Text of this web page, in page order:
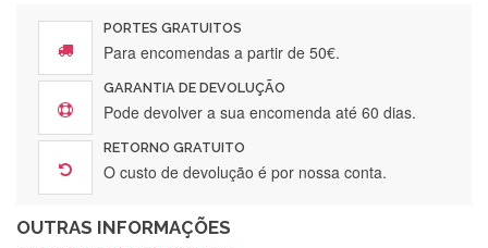
PORTES GRATUITOS
Para encomendas a partir de 50€.
GARANTIA DE DEVOLUÇÃO
Pode devolver a sua encomenda até 60 dias.
RETORNO GRATUITO
O custo de devolução é por nossa conta.
OUTRAS INFORMAÇÕES